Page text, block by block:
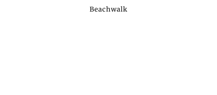
Beachwalk